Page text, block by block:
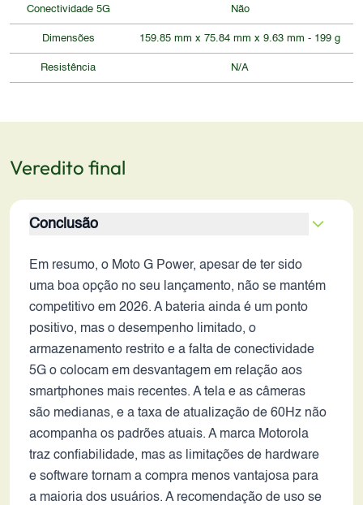
Conectividade 5G Não
Dimensões 159.85 mm x 75.84 mm x 9.63 mm - 199 g
Resistência N/A
Veredito final
Conclusão
Em resumo, o Moto G Power, apesar de ter sido
uma boa opção no seu lançamento, não se mantém
competitivo em 2026. A bateria ainda é um ponto
positivo, mas o desempenho limitado, o
armazenamento restrito e a falta de conectividade
5G o colocam em desvantagem em relação aos
smartphones mais recentes. A tela e as câmeras
são medianas, e a taxa de atualização de 60Hz não
acompanha os padrões atuais. A marca Motorola
traz confiabilidade, mas as limitações de hardware
e software tornam a compra menos vantajosa para
a maioria dos usuários. A recomendação de uso se